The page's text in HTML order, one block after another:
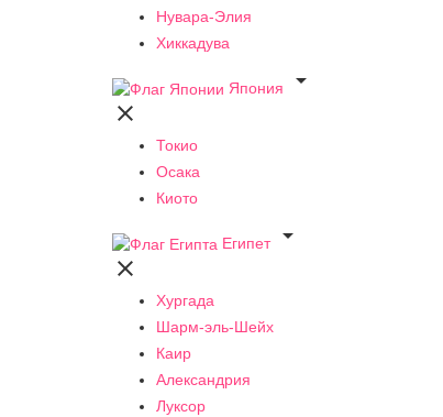
Нувара-Элия
Хиккадува
Япония


Токио
Осака
Киото
Египет


Хургада
Шарм-эль-Шейх
Каир
Александрия
Луксор